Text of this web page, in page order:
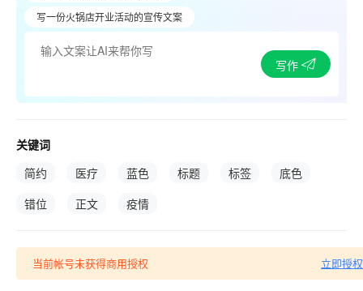
写一份火锅店开业活动的宣传文案
写作
关键词
简约
医疗 蓝色 标题 标签
底色
错位
正文 疫情
当前帐号未获得商用授权 立即授权